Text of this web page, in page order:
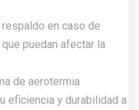
en caso de
puedan afectar la
de aerotermia
eficiencia y durabilidad a